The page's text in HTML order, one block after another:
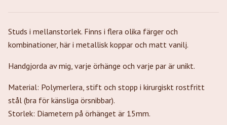
Studs i mellanstorlek. Finns i flera olika färger och
kombinationer, här i metallisk koppar och matt vanilj.
Handgjorda av mig, varje örhänge och varje par är unikt.
Material: Polymerlera, stift och stopp i kirurgiskt rostfritt
stål (bra för känsliga örsnibbar).
Storlek: Diametern på örhänget är 15mm.